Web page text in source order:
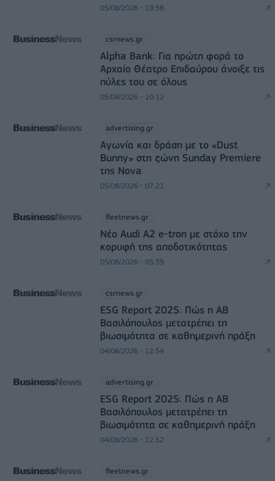
05/08/2026 - 19:58
csrnews.gr
Alpha Bank: Για πρώτη φορά το
Αρχαίο Θέατρο Επιδαύρου άνοιξε τις
πύλες του σε όλους
05/08/2026 - 10:12
advertising.gr
Αγωνία και δράση με το «Dust
Bunny» στη ζώνη Sunday Premiere
της Nova
05/08/2026 - 07:21
fleetnews.gr
Νέο Audi A2 e-tron με στόχο την
κορυφή της αποδοτικότητας
05/08/2026 - 05:39
csrnews.gr
ESG Report 2025: Πώς η ΑΒ
Βασιλόπουλος μετατρέπει τη
βιωσιμότητα σε καθημερινή πράξη
04/08/2026 - 12:54
advertising.gr
ESG Report 2025: Πώς η ΑΒ
Βασιλόπουλος μετατρέπει τη
βιωσιμότητα σε καθημερινή πράξη
04/08/2026 - 12:52
fleetnews.gr